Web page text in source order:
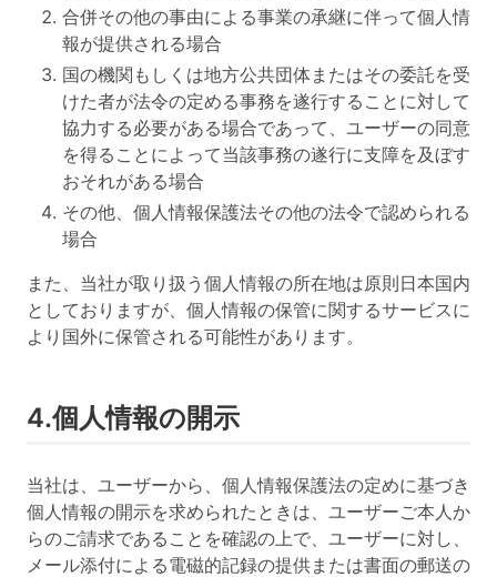
合併その他の事由による事業の承継に伴って個人情
報が提供される場合
国の機関もしくは地方公共団体またはその委託を受
けた者が法令の定める事務を遂行することに対して
協力する必要がある場合であって、ユーザーの同意
を得ることによって当該事務の遂行に支障を及ぼす
おそれがある場合
その他、個人情報保護法その他の法令で認められる
場合
また、当社が取り扱う個人情報の所在地は原則日本国内
としておりますが、個人情報の保管に関するサービスに
より国外に保管される可能性があります。
4.個人情報の開示
当社は、ユーザーから、個人情報保護法の定めに基づき
個人情報の開示を求められたときは、ユーザーご本人か
らのご請求であることを確認の上で、ユーザーに対し、
メール添付による電磁的記録の提供または書面の郵送の